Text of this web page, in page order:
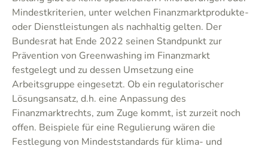
Mindestkriterien, unter welchen Finanzmarktprodukte-
oder Dienstleistungen als nachhaltig gelten. Der
Bundesrat hat Ende 2022 seinen Standpunkt zur
Prävention von Greenwashing im Finanzmarkt
festgelegt und zu dessen Umsetzung eine
Arbeitsgruppe eingesetzt. Ob ein regulatorischer
Lösungsansatz, d.h. eine Anpassung des
Finanzmarktrechts, zum Zuge kommt, ist zurzeit noch
offen. Beispiele für eine Regulierung wären die
Festlegung von Mindeststandards für klima- und